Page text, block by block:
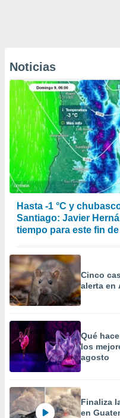
Noticias
Hasta -1 °C y
Santiago: Javier
tiempo para este fin
Cinco
alerta en
Qué
los
agosto
Finaliza
en